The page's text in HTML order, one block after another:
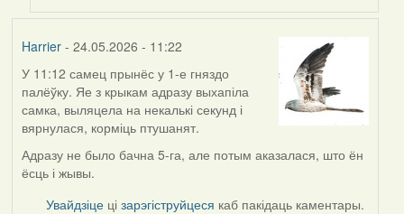
by
Harrier- 24.05.2026 - 11:22
У 11:12 самец прынёс у 1-е гняздо
палёўку. Яе з крыкам адразу выхапіла
самка, выляцела на некалькі секунд і
вярнулася, корміць птушанят.
Адразу не было бачна 5-га, але потым аказалася, што ён
ёсць і жывы.
Увайдзіце цізарэгіструйцеся каб пакідаць каментары.